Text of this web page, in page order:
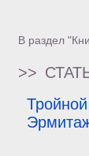
В раздел
>>